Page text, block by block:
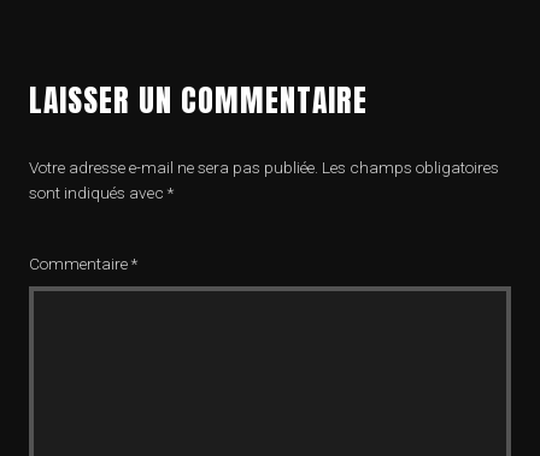
LAISSER UN COMMENTAIRE
Votre adresse e-mail ne sera pas publiée. Les champs obligatoires
sont indiqués avec *
Commentaire*